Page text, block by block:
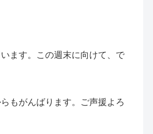
ます。この週末に向けて、で
もがんばります。ご声援よろ